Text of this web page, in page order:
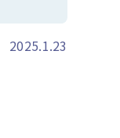
2025.1.23